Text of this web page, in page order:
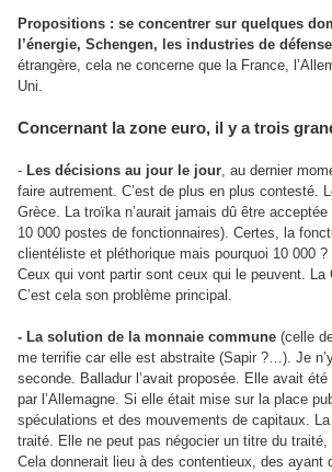
Propositions : se concentrer sur quelques
l’énergie, Schengen, les industries de défense
étrangère, cela ne concerne que la France,
Uni.
Concernant la zone euro, il y a trois
- Les décisions au jour le jour, au dernier
faire autrement. C’est de plus en plus contesté.
Grèce. La troïka n’aurait jamais dû être
10 000 postes de fonctionnaires). Certes, la
clientéliste et pléthorique mais pourquoi 10 000
Ceux qui vont partir sont ceux qui le peuvent. La
C’est cela son problème principal.
- La solution de la monnaie commune (celle
me terrifie car elle est abstraite (Sapir ?…). Je
seconde. Balladur l’avait proposée. Elle avait
par l’Allemagne. Si elle était mise sur la place
spéculations et des mouvements de capitaux.
traité. Elle ne peut pas négocier un titre du
Cela donnerait lieu à des contentieux, des ayant